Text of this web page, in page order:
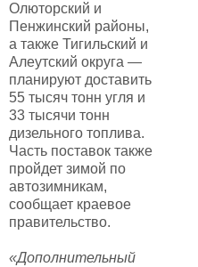
Олюторский и
Пенжинский районы,
а также Тигильский и
Алеутский округа —
планируют доставить
55 тысяч тонн угля и
33 тысячи тонн
дизельного топлива.
Часть поставок также
пройдет зимой по
автозимникам,
сообщает краевое
правительство.
«Дополнительный